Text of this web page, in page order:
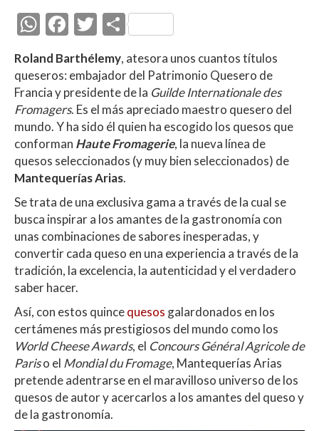
W
h
at
s
A
p
p
F
ac
e
b
o
o
k
T
w
itt
er
C
o
m
p
ar
ti
r
Roland Barthélemy, atesora unos cuantos títulos
queseros: embajador del Patrimonio Quesero de
Francia y presidente de la Guilde Internationale des
Fromagers. Es el más apreciado maestro quesero del
mundo. Y ha sido él quien ha escogido los quesos que
conforman Haute Fromagerie, la nueva línea de
quesos seleccionados (y muy bien seleccionados) de
Mantequerías Arias.
Se trata de una exclusiva gama a través de la cual se
busca inspirar a los amantes de la gastronomía con
unas combinaciones de sabores inesperadas, y
convertir cada queso en una experiencia a través de la
tradición, la excelencia, la autenticidad y el verdadero
saber hacer.
Así, con estos quincequesos galardonados en los
certámenes más prestigiosos del mundo como los
World Cheese Awards, el Concours Général Agricole de
Pariso el Mondial du Fromage, Mantequerías Arias
pretende adentrarse en el maravilloso universo de los
quesos de autor y acercarlos a los amantes del queso y
de la gastronomía.